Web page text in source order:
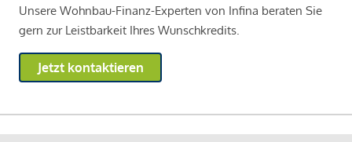
Unsere Wohnbau-Finanz-Experten von Infina beraten Sie
gern zur Leistbarkeit Ihres Wunschkredits.
Jetzt kontaktieren